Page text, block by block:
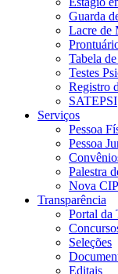
Guarda
Lacre de
Tabela
Testes
Registro
SATEPSI
Serviços
Pessoa
Pessoa
Palestra
Nova CIP
Transparência
Portal da
Seleções
Editais